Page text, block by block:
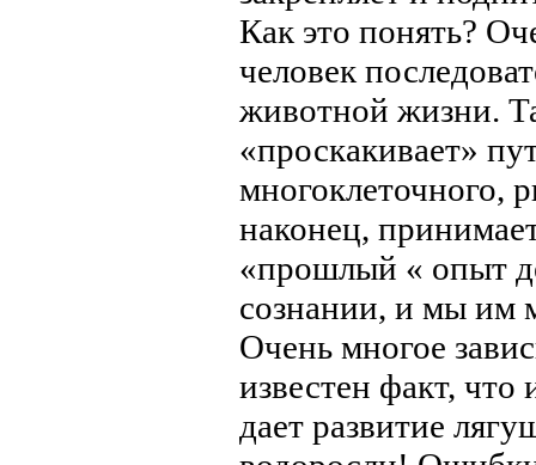
Как это понять?
человек
животной жизни.
«проскакивает»
многоклеточного,
наконец,
«прошлый « опыт
сознании, и мы им
Очень многое
известен факт,
дает развитие